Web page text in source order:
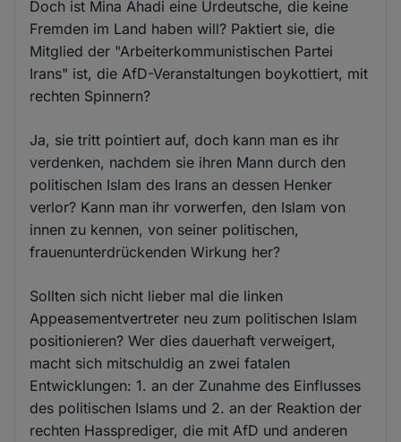
Doch ist Mina Ahadi eine Urdeutsche, die keine
Fremden im Land haben will? Paktiert sie, die
Mitglied der "Arbeiterkommunistischen Partei
Irans" ist, die AfD-Veranstaltungen boykottiert, mit
rechten Spinnern?
Ja, sie tritt pointiert auf, doch kann man es ihr
verdenken, nachdem sie ihren Mann durch den
politischen Islam des Irans an dessen Henker
verlor? Kann man ihr vorwerfen, den Islam von
innen zu kennen, von seiner politischen,
frauenunterdrückenden Wirkung her?
Sollten sich nicht lieber mal die linken
Appeasementvertreter neu zum politischen Islam
positionieren? Wer dies dauerhaft verweigert,
macht sich mitschuldig an zwei fatalen
Entwicklungen: 1. an der Zunahme des Einflusses
des politischen Islams und 2. an der Reaktion der
rechten Hassprediger, die mit AfD und anderen